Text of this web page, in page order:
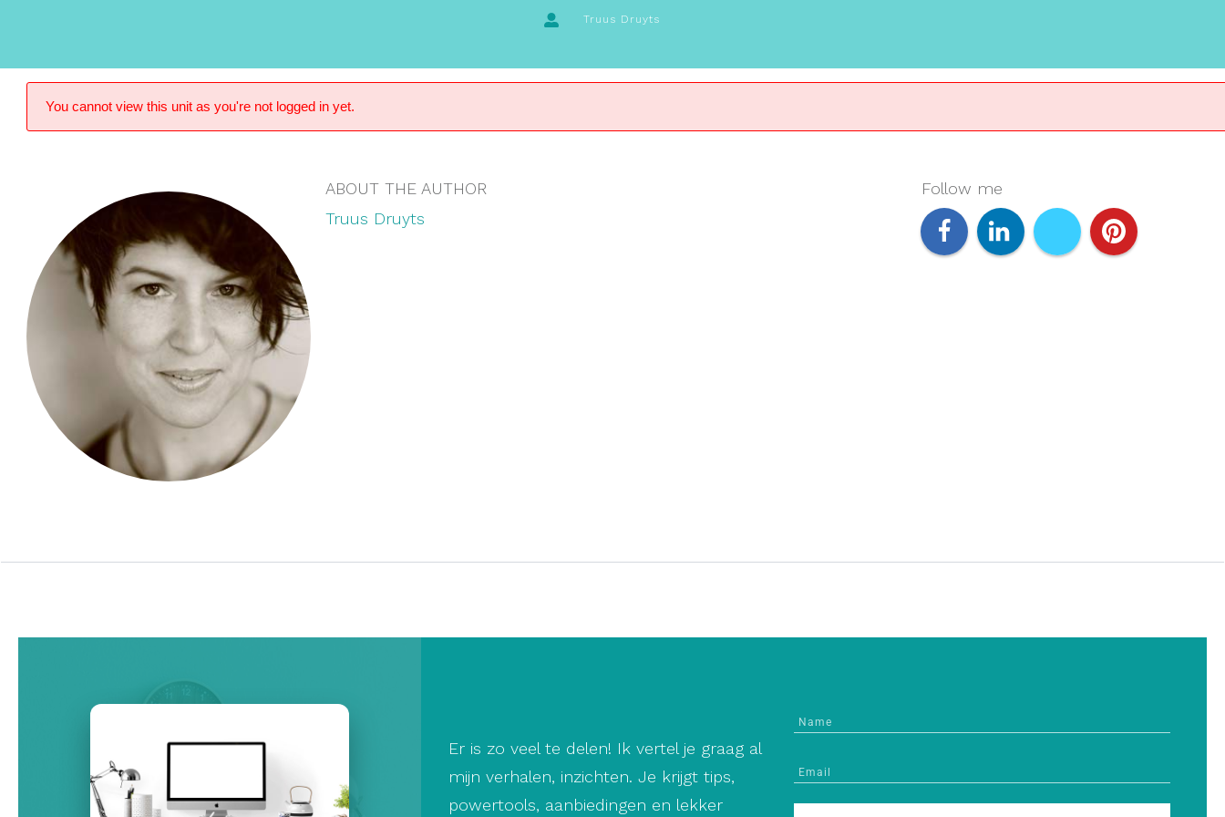
Truus Druyts
You cannot view this unit as you're not logged in yet.
ABOUT THE AUTHOR
Truus Druyts
Follow me
Er is zo veel te delen! Ik vertel je graag al
mijn verhalen, inzichten. Je krijgt tips,
powertools, aanbiedingen en lekker